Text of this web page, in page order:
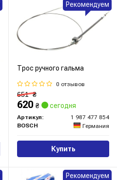
Трос ручного гальма
0 отзывов
651₴
620 ₴ сегодня
Артикул:
1 987 477 854
BOSCH
Германия
Купить
Рекомендуем
Рекомендуем